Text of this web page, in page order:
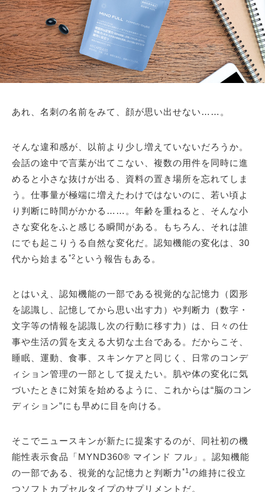
あれ、名刺の名前をみて、顔が思い出せない……。
そんな違和感が、以前より少し増えていないだろうか。
会話の途中で言葉が出てこない、複数の用件を同時に進
めると小さな抜けが出る、資料の置き場所を忘れてしま
う。仕事量が極端に増えたわけではないのに、若い頃よ
り判断に時間がかかる……。年齢を重ねると、そんな小
さな変化をふと感じる瞬間がある。もちろん、それは誰
にでも起こりうる自然な変化だ。認知機能の変化は、30
代から始まる *2 という報告もある。
とはいえ、認知機能の一部である視覚的な記憶力（図形
を認識し、記憶してから思い出す力）や判断力（数字・
文字等の情報を認識し次の行動に移す力）は、日々の仕
事や生活の質を支える大切な土台である。だからこそ、
睡眠、運動、食事、スキンケアと同じく、日常のコンデ
ィション管理の一部として捉えたい。肌や体の変化に気
づいたときに対策を始めるように、これからは“脳のコン
ディション”にも早めに目を向ける。
そこでニュースキンが新たに提案するのが、同社初の機
能性表示食品「MYND360® マインド フル」。認知機能
の一部である、視覚的な記憶力と判断力 *1 の維持に役立
つソフトカプセルタイプのサプリメントだ。